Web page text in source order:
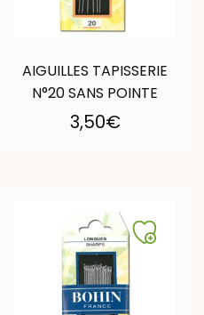
AIGUILLES TAPISSERIE
N°20 SANS POINTE
3,50€